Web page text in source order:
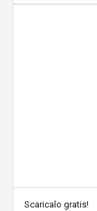
Scaricalo gratis!